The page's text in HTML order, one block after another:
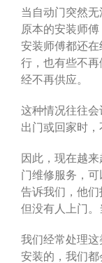
当自动门突然
原本的安装师
安装师傅都还
行，也有些不
经不再供应。
这种情况往往
出门或回家时，
因此，现在越
门维修服务，
告诉我们，他
但没有人上门。
我们经常处理
安装的，我们